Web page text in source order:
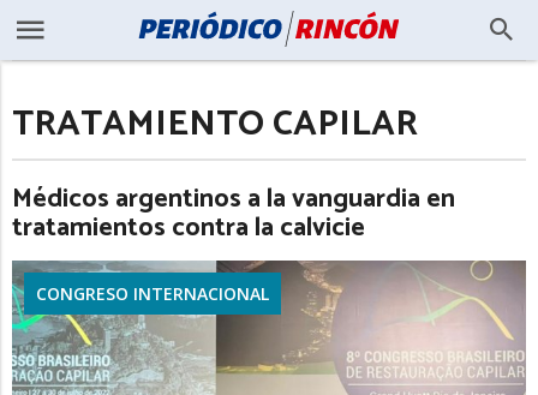
TRATAMIENTO CAPILAR
Médicos argentinos a la vanguardia en
tratamientos contra la calvicie
CONGRESO INTERNACIONAL